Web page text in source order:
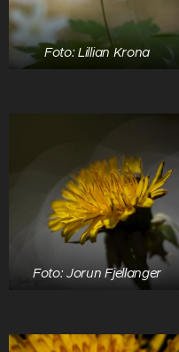
Foto: Lillian Krona
Foto: Jorun Fjellanger